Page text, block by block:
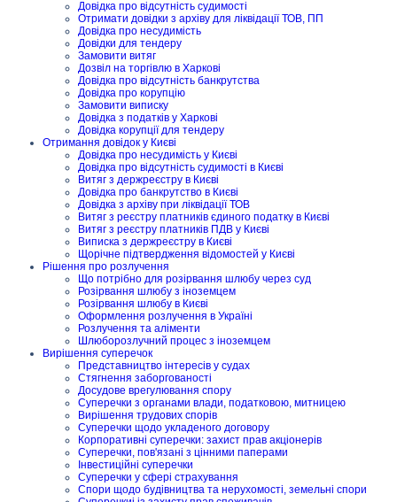
Довідка про відсутність судимості
Отримати довідки з архіву для ліквідації ТОВ, ПП
Довідка про несудимість
Довідки для тендеру
Замовити витяг
Дозвіл на торгівлю в Харкові
Довідка про відсутність банкрутства
Довідка про корупцію
Замовити виписку
Довідка з податків у Харкові
Довідка корупції для тендеру
Отримання довідок у Києві
Довідка про несудимість у Києві
Довідка про відсутність судимості в Києві
Витяг з держреєстру в Києві
Довідка про банкрутство в Києві
Довідка з архіву при ліквідації ТОВ
Витяг з реєстру платників єдиного податку в Києві
Витяг з реєстру платників ПДВ у Києві
Виписка з держреєстру в Києві
Щорічне підтвердження відомостей у Києві
Рішення про розлучення
Що потрібно для розірвання шлюбу через суд
Розірвання шлюбу з іноземцем
Розірвання шлюбу в Києві
Оформлення розлучення в Україні
Розлучення та аліменти
Шлюборозлучний процес з іноземцем
Вирішення суперечок
Представництво інтересів у судах
Стягнення заборгованості
Досудове врегулювання спору
Суперечки з органами влади, податковою, митницею
Вирішення трудових спорів
Суперечки щодо укладеного договору
Корпоративні суперечки: захист прав акціонерів
Суперечки, пов'язані з цінними паперами
Інвестиційні суперечки
Суперечки у сфері страхування
Спори щодо будівництва та нерухомості, земельні спори